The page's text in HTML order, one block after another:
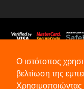
Ο ιστότοπος
βελτίωση της
©